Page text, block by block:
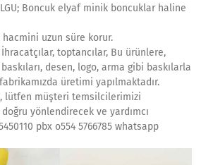
Boncuk elyaf minik boncuklar haline
hacmini uzun süre korur.
toptancılar, Bu ürünlere,
desen, logo, arma gibi baskılarla
üretimi yapılmaktadır.
lütfen müşteri temsilcilerimizi
yönlendirecek ve yardımcı
pbx o554 5766785 whatsapp